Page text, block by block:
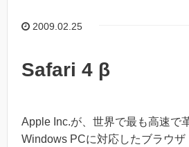
2009.02.25
Safari 4 β
Apple Inc.が、世界で最も高速で
Windows PCに対応したブラウ